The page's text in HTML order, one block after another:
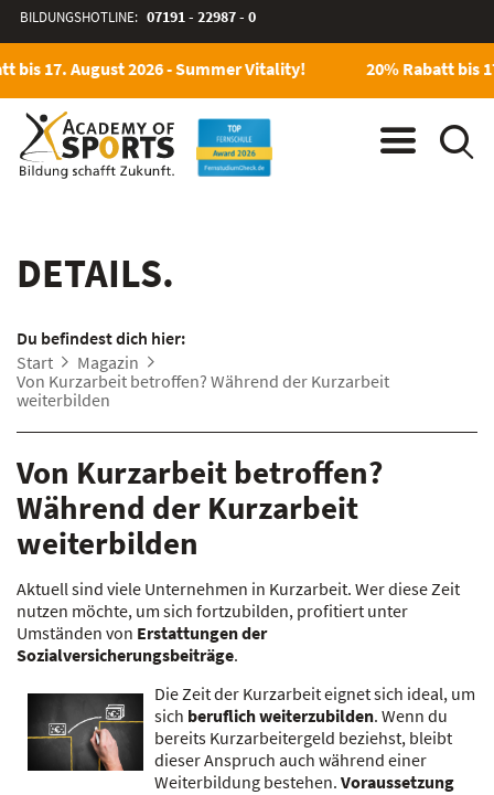
BILDUNGSHOTLINE: 07191 - 22987 - 0
bis 17. August 2026 - Summer Vitality! 20% Rabatt bis
DETAILS.
Du befindest dich hier:
Start
Magazin
Von Kurzarbeit betroffen? Während der Kurzarbeit
weiterbilden
Von Kurzarbeit betroffen?
Während der Kurzarbeit
weiterbilden
Aktuell sind viele Unternehmen in Kurzarbeit. Wer diese Zeit
nutzen möchte, um sich fortzubilden, profitiert unter
Umständen von Erstattungen der
Sozialversicherungsbeiträge.
Die Zeit der Kurzarbeit eignet sich ideal, um
sich beruflich weiterzubilden. Wenn du
bereits Kurzarbeitergeld beziehst, bleibt
dieser Anspruch auch während einer
Weiterbildung bestehen. Voraussetzung